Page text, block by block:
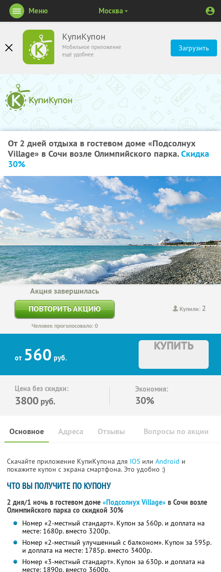
КупиКупон
Мобильное приложение
ещё удобнее
Загрузить
Меню Москва
От 2 дней отдыха в гостевом доме «Подсолнух
Village» в Сочи возле Олимпийского парка.Скидка
30%
Купили: 2
Акция завершилась
ПОВТОРИТЬ АКЦИЮ
Человек проголосовало: 0
от 560 руб.
КУПИТЬ
Цена без скидки:
3800 руб.
Экономия:
30%
Основное Отзывы Вопросы по акции
Адреса
Скачайте приложение КупиКупона для IOS или Android и
покажите купон с экрана смартфона. Это удобно :)
ЧТО ВЫ ПОЛУЧИТЕ ПО КУПОНУ
2 дня/1 ночь в гостевом доме «Подсолнух Village» в Сочи возле
Олимпийского парка со скидкой 30%
Номер «2-местный стандарт». Купон за 560р. и доплата на
месте: 1680р. вместо 3200р.
Номер «2-местный улучшенный с балконом». Купон за 595р.
и доплата на месте: 1785р. вместо 3400р.
Номер «3-местный стандарт». Купон за 630р. и доплата на
месте: 1890р. вместо 3600р.